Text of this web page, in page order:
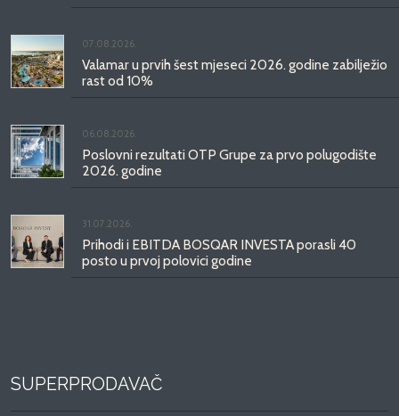
07.08.2026.
Valamar u prvih šest mjeseci 2026. godine zabilježio
rast od 10%
06.08.2026.
Poslovni rezultati OTP Grupe za prvo polugodište
2026. godine
31.07.2026.
Prihodi i EBITDA BOSQAR INVESTA porasli 40
posto u prvoj polovici godine
SUPERPRODAVAČ